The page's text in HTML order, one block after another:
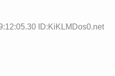
ID:KiKLMDos0.net